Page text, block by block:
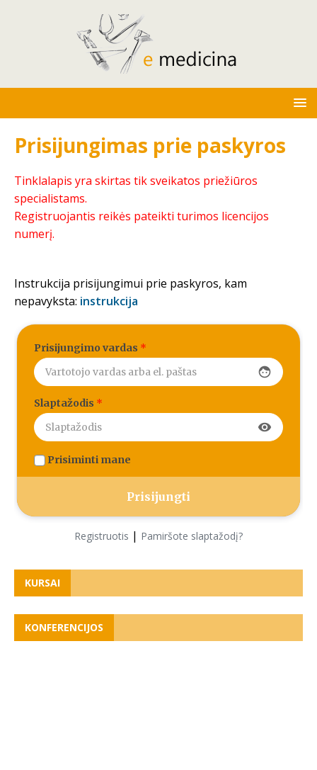
Prisijungimas prie paskyros
Tinklalapis yra skirtas tik sveikatos priežiūros
specialistams.
Registruojantis reikės pateikti turimos licencijos
numerį.
Instrukcija prisijungimui prie paskyros, kam
nepavyksta: instrukcija
Prisijungimo vardas *
face
Slaptažodis *
visibility
Prisiminti mane
Registruotis | Pamiršote slaptažodį?
KURSAI
KONFERENCIJOS